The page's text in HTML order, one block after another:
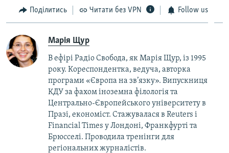
Поділитись Читати без VPN Follow us
Марія Щур
В ефірі Радіо Свобода, як Марія Щур, із 1995
року. Кореспондентка, ведуча, авторка
програми «Європа на зв’язку». Випускниця
КДУ за фахом іноземна філологія та
Центрально-Європейського університету в
Празі, економіст. Стажувалася в Reuters і
Financial Times у Лондоні, Франкфурті та
Брюсселі. Проводила тренінги для
регіональних журналістів.